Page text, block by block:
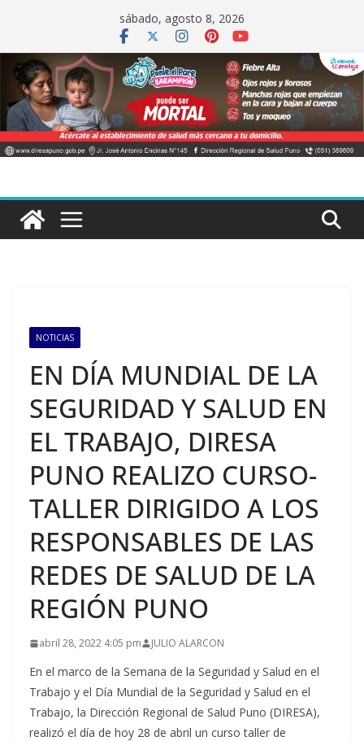
contenido
sábado, agosto 8, 2026
NOTICIAS
EN DÍA MUNDIAL DE LA
SEGURIDAD Y SALUD EN
EL TRABAJO, DIRESA
PUNO REALIZO CURSO-
TALLER DIRIGIDO A LOS
RESPONSABLES DE LAS
REDES DE SALUD DE LA
REGIÓN PUNO
abril 28, 2022 4:05 pm JULIO ALARCON
En el marco de la Semana de la Seguridad y Salud en el
Trabajo y el Día Mundial de la Seguridad y Salud en el
Trabajo, la Dirección Regional de Salud Puno (DIRESA),
realizó el día de hoy 28 de abril un curso taller de